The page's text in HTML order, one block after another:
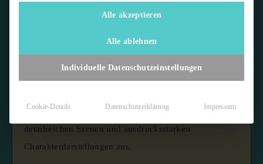
Scarlet & Violet-Ära die begehrteste reguläre
großflächigere, vollständig illustrierte Hintergründe mit
detailreichen Szenen und ausdrucksstarken
Charakterdarstellungen aus.
Alle akzeptieren
Alle ablehnen
Individuelle Datenschutzeinstellungen
Cookie-Details Datenschutzerklärung Impressum